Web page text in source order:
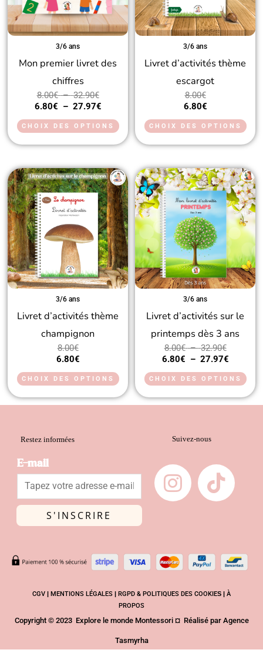
3/6 ans
Mon premier livret des
chiffres
8.00€ – 32.90€
6.80€ – 27.97€
CHOIX DES OPTIONS
Les
options
page
produit
3/6 ans
Livret d’activités thème
escargot
8.00€
6.80€
CHOIX DES OPTIONS
Les
3/6 ans
Livret d’activités thème
champignon
8.00€
6.80€
CHOIX DES OPTIONS
Ce
produit
a
plusieurs
variations.
Les
options
choisies
page
du
3/6 ans
Livret d’activités sur le
printemps dès 3 ans
8.00€ – 32.90€
Plage
de
prix :
8.00€
à
32.90€
6.80€ – 27.97€
Plage
de
prix :
6.80€
27.97€
CHOIX DES OPTIONS
Ce
a
Les
du
Restez informées Suivez-nous
n
s
g
a
m
i
k
k
E-mail
S'INSCRIRE
CGV | MENTIONS LÉGALES | RGPD & POLITIQUES DES COOKIES | À
PROPOS
Copyright © 2023 Explore le monde Montessori ¤ Réalisé par Agence
Tasmyrha